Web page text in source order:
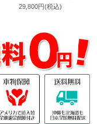
29,800円(税込)